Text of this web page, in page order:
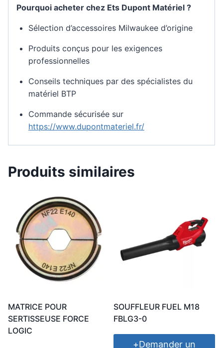
Pourquoi acheter chez Ets Dupont Matériel ?
Sélection d’accessoires Milwaukee d’origine
Produits conçus pour les exigences
professionnelles
Conseils techniques par des spécialistes du
matériel BTP
Commande sécurisée sur
https://www.dupontmateriel.fr/
Produits similaires
MATRICE POUR
SERTISSEUSE FORCE
LOGIC
SOUFFLEUR FUEL M18
FBLG3-0
+Demander un